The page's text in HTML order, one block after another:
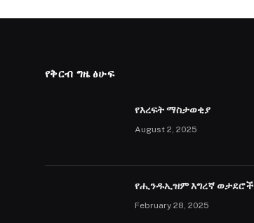
የቅርብ ግዜ ፅሁፍ
የእረፍት ማስታወቂያ
August 2, 2025
የሒንዱኢዝም እግረኛ ወታደሮች
February 28, 2025